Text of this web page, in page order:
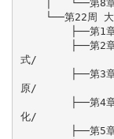
式/
原/
化/